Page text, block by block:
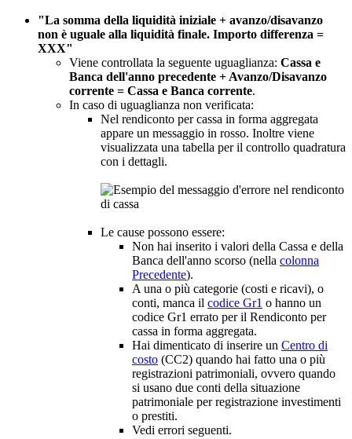
"La somma della liquidità iniziale + avanzo/disavanzo
non è uguale alla liquidità finale. Importo differenza =
XXX"
Viene controllata la seguente uguaglianza: Cassa e
Banca dell'anno precedente + Avanzo/Disavanzo
corrente = Cassa e Banca corrente.
In caso di uguaglianza non verificata:
Nel rendiconto per cassa in forma aggregata
appare un messaggio in rosso. Inoltre viene
visualizzata una tabella per il controllo quadratura
con i dettagli.
Le cause possono essere:
Non hai inserito i valori della Cassa e della
Banca dell'anno scorso (nella colonna
Precedente).
A una o più categorie (costi e ricavi), o
conti, manca il codice Gr1 o hanno un
codice Gr1 errato per il Rendiconto per
cassa in forma aggregata.
Hai dimenticato di inserire un Centro di
costo (CC2) quando hai fatto una o più
registrazioni patrimoniali, ovvero quando
si usano due conti della situazione
patrimoniale per registrazione investimenti
o prestiti.
Vedi errori seguenti.